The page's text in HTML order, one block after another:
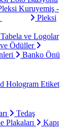
Kuruyemiş -
Pleksi
ve Logolar
Ödüller
Banko Önü
Hologram Etiket
Tedaş
Plakaları
Kapı